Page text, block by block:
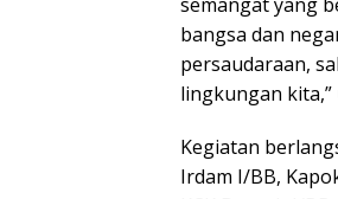
bangsa dan
persaudaraan,
lingkungan kita,”
Kegiatan
Irdam I/BB,